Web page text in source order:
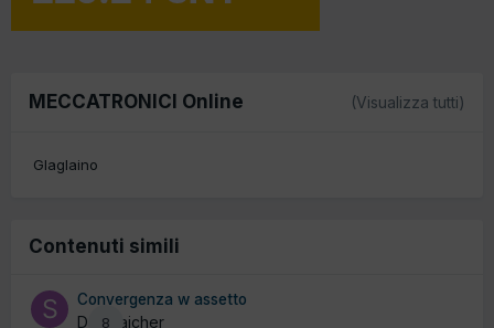
MECCATRONICI Online (Visualizza tutti)
Glaglaino
Contenuti simili
8
Convergenza w assetto
Da spaicher